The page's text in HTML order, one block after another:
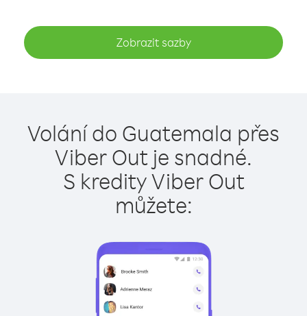
Zobrazit sazby
Volání do Guatemala přes
Viber Out je snadné.
S kredity Viber Out
můžete: